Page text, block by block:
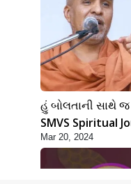
હું બોલતાની સાથે
SMVS Spiritual
Gyan
Mar 20, 2024